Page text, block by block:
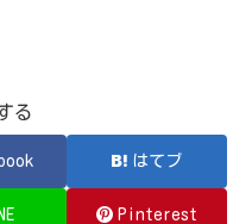
る
はてブ
Pinterest